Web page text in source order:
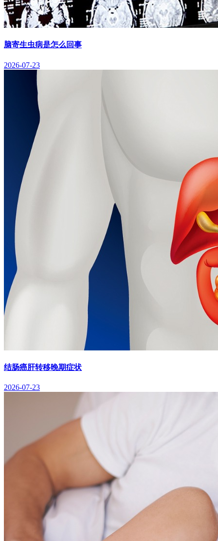
脑寄生虫病是怎么回事
2026-07-23
结肠癌肝转移晚期症状
2026-07-23